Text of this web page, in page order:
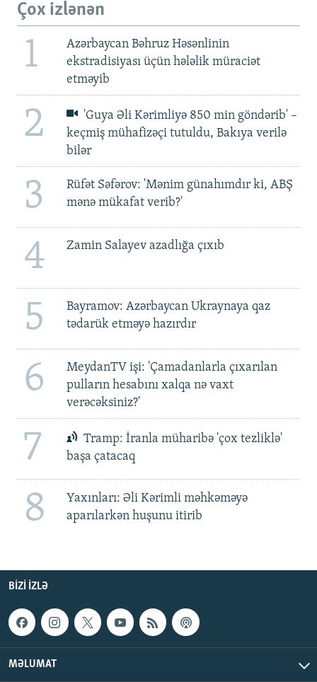
Çox izlənən
1
Azərbaycan Bəhruz Həsənlinin
ekstradisiyası üçün hələlik müraciət
etməyib
2
'Guya Əli Kərimliyə 850 min göndərib' –
keçmiş mühafizəçi tutuldu, Bakıya verilə
bilər
3
Rüfət Səfərov: 'Mənim günahımdır ki, ABŞ
mənə mükafat verib?'
4 Zamin Salayev azadlığa çıxıb
5
Bayramov: Azərbaycan Ukraynaya qaz
tədarük etməyə hazırdır
6
MeydanTV işi: 'Çamadanlarla çıxarılan
pulların hesabını xalqa nə vaxt
verəcəksiniz?'
7
Tramp: İranla müharibə 'çox tezliklə'
başa çatacaq
8
Yaxınları: Əli Kərimli məhkəməyə
aparılarkən huşunu itirib
BIZI IZLƏ
MƏLUMAT